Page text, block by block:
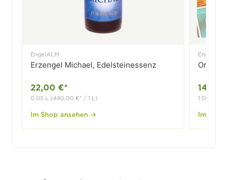
EngelALM
Erzengel Michael, Edelsteinessenz
22,00 €*
0.05 L (440,00 €* / 1 L)
EngelALM
14,90
1 Stck.